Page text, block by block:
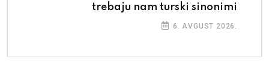
trebaju nam turski sinonimi
6. AVGUST 2026.